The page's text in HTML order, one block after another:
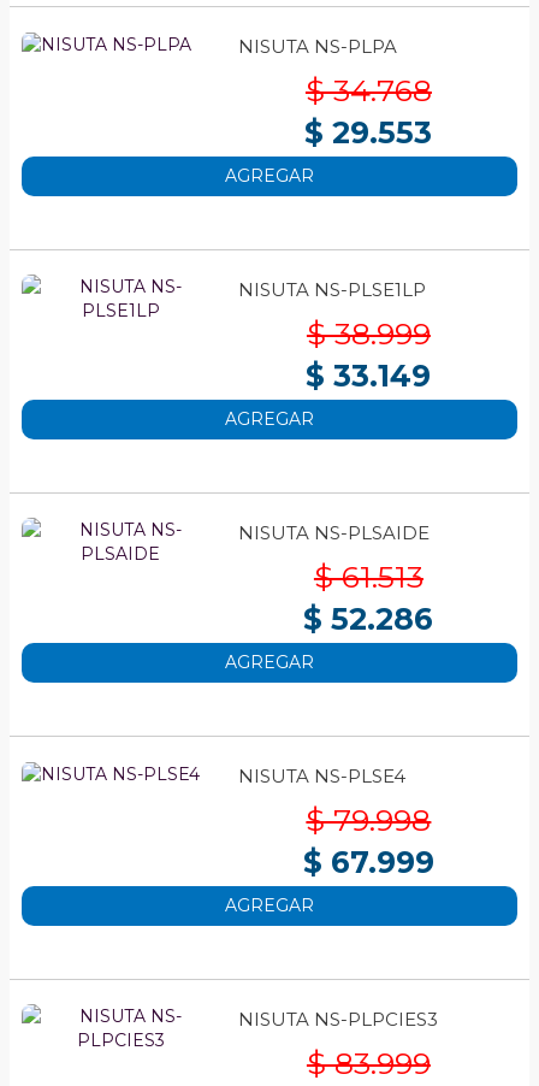
NISUTA NS-PLPA
$ 34.768
$ 29.553
AGREGAR
NISUTA NS-PLSE1LP
$ 38.999
$ 33.149
AGREGAR
NISUTA NS-PLSAIDE
$ 61.513
$ 52.286
AGREGAR
NISUTA NS-PLSE4
$ 79.998
$ 67.999
AGREGAR
NISUTA NS-PLPCIES3
$ 83.999